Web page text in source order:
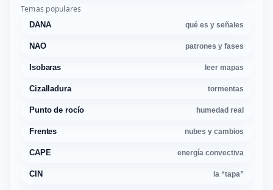
Temas populares
DANA qué es y señales
NAO patrones y fases
Isobaras leer mapas
Cizalladura tormentas
Punto de rocío humedad real
Frentes nubes y cambios
CAPE energía convectiva
CIN la “tapa”